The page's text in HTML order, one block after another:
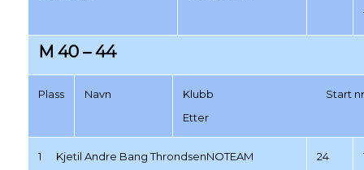
M 40 – 44
Plass Navn
Klubb Start
Etter
1 Kjetil Andre Bang ThrondsenNOTEAM 24